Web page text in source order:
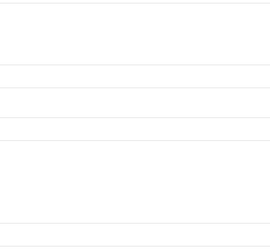
한적 본인확인제 시행에 따른 본인확인, 서비스 부정 이용 방지, 만
적으로 개인정보를 처리합니다.
에 동의 받은 개인정보 보유, 이용 기간 내에서 개인정보를 처리, 보유
지